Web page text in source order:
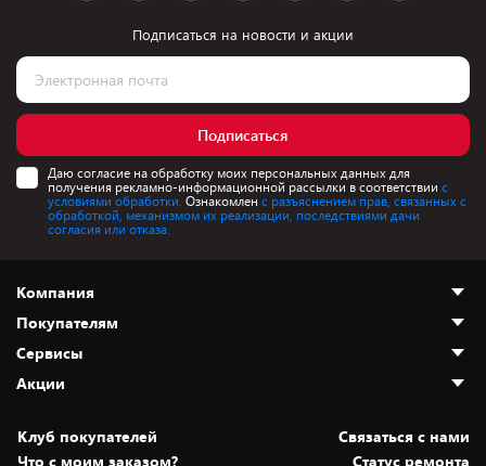
Подписаться на новости и акции
Подписаться
Даю согласие на обработку моих персональных данных для
получения рекламно-информационной рассылки в соответствии с
условиями обработки. Ознакомлен с разъяснением прав, связанных с
обработкой, механизмом их реализации, последствиями дачи
согласия или отказа.
Компания
О нас
Адреса магазинов
Новости
Статьи и обзоры
Вакансии
Покупателям
Как сделать заказ
Оплата и доставка
Безналичный расчёт
Обмен и возврат товара
Сервисы
Установка техники
Для игровых консолей
Акции
Скидки и промокоды
Белорусские товары
Клуб покупателей
Cвязаться с нами
Что с моим заказом?
Статус ремонта